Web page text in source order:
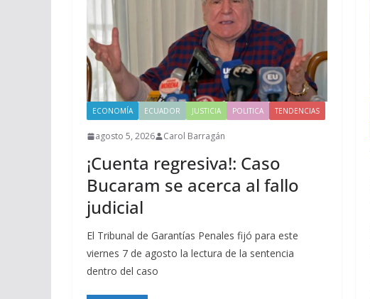
ECONOMÍA ECUADOR JUSTICIA POLITICA TENDENCIAS
agosto 5, 2026 Carol Barragán
¡Cuenta regresiva!: Caso
Bucaram se acerca al fallo
judicial
El Tribunal de Garantías Penales fijó para este
viernes 7 de agosto la lectura de la sentencia
dentro del caso